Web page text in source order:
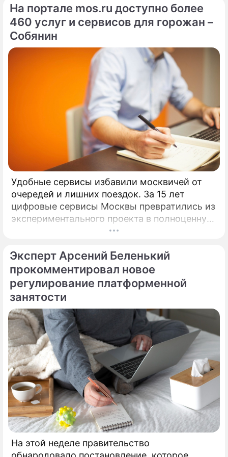
На портале mos.ru доступно более
460 услуг и сервисов для горожан –
Собянин
Удобные сервисы избавили москвичей от
очередей и лишних поездок. За 15 лет
цифровые сервисы Москвы превратились из
экспериментального проекта в полноценную
систему, без которой уже сложно
Эксперт Арсений Беленький
прокомментировал новое
регулирование платформенной
занятости
На этой неделе правительство